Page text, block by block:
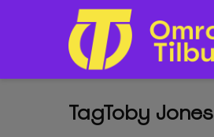
TagToby Jones